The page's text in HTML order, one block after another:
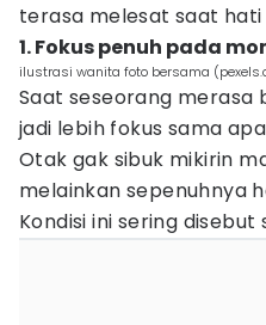
terasa melesat saat hati
1. Fokus penuh pada
ilustrasi wanita foto bersama
Saat seseorang merasa
jadi lebih fokus sama
Otak gak sibuk mikirin
melainkan sepenuhnya
Kondisi ini sering disebut